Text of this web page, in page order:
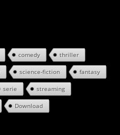
comedy thriller
science-fiction fantasy
serie streaming
Download